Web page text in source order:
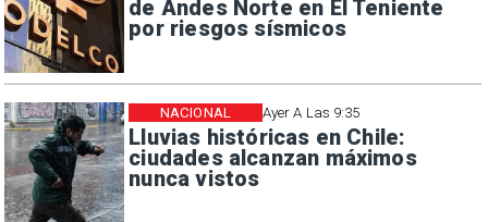
de Andes Norte en El Teniente
por riesgos sísmicos
Ayer A Las 9:35
Lluvias históricas en Chile:
ciudades alcanzan máximos
nunca vistos
NACIONAL